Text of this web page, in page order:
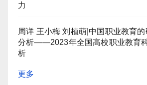
力
周详 王小梅 刘植萌|中国职业教育
分析——2023年全国高校职业教育
析
更多